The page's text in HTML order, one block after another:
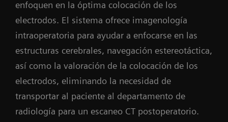
enfoquen en la óptima colocación de los
electrodos. El sistema ofrece imagenología
intraoperatoria para ayudar a enfocarse en las
estructuras cerebrales, navegación estereotáctica,
así como la valoración de la colocación de los
electrodos, eliminando la necesidad de
transportar al paciente al departamento de
radiología para un escaneo CT postoperatorio.